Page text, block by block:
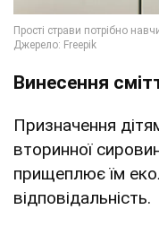
Винесення
Призначення
вторинної
прищеплює їм
відповідальність.